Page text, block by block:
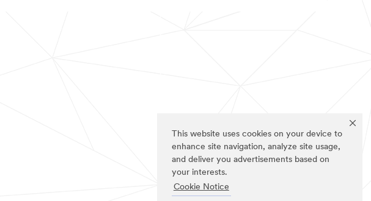
This website uses cookies on your device to
enhance site navigation, analyze site usage,
and deliver you advertisements based on
your interests.
Cookie Notice